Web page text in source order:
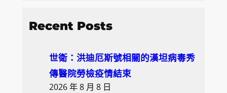
a
Recent Posts
世衛：洪迪厄斯號相關的漢坦病毒秀
傳醫院勞檢疫情結束
2026 年 8 月 8 日